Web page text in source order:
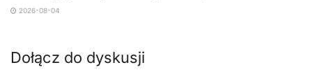
2026-08-04
Dołącz do dyskusji